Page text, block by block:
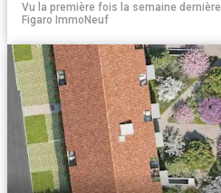
Vu la première fois la semaine dernière
Figaro ImmoNeuf